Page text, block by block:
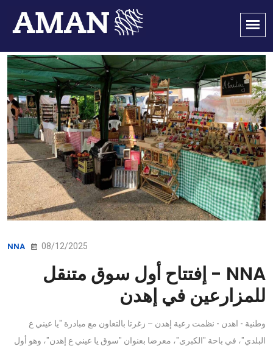
NNA 08/12/2025
NNA - إفتتاح أول سوق متنقل
للمزارعين في إهدن
وطنية - اهدن - نظمت رعية إهدن – زغرتا بالتعاون مع مبادرة "يا عيني ع
البلدي"، في باحة "الكبرى"، معرضا بعنوان "سوق يا عيني ع إهدن"، وهو أول